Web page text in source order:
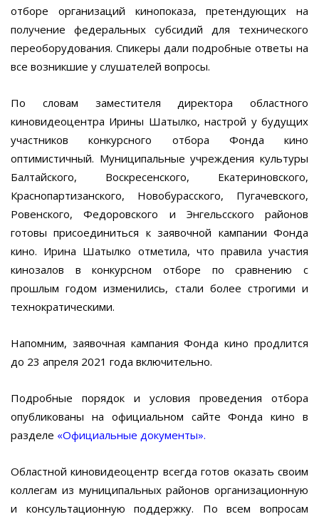
отборе организаций кинопоказа, претендующих на
получение федеральных субсидий для технического
переоборудования. Спикеры дали подробные ответы на
все возникшие у слушателей вопросы.
По словам заместителя директора областного
киновидеоцентра Ирины Шатылко, настрой у будущих
участников конкурсного отбора Фонда кино
оптимистичный. Муниципальные учреждения культуры
Балтайского, Воскресенского, Екатериновского,
Краснопартизанского, Новобурасского, Пугачевского,
Ровенского, Федоровского и Энгельсского районов
готовы присоединиться к заявочной кампании Фонда
кино. Ирина Шатылко отметила, что правила участия
кинозалов в конкурсном отборе по сравнению с
прошлым годом изменились, стали более строгими и
технократическими.
Напомним, заявочная кампания Фонда кино продлится
до 23 апреля 2021 года включительно.
Подробные порядок и условия проведения отбора
опубликованы на официальном сайте Фонда кино в
разделе «Официальные документы».
Областной киновидеоцентр всегда готов оказать своим
коллегам из муниципальных районов организационную
и консультационную поддержку. По всем вопросам